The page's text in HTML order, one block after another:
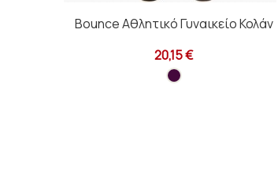
Bounce Αθλητικό Γυναικείο Κολάν
20,15 €